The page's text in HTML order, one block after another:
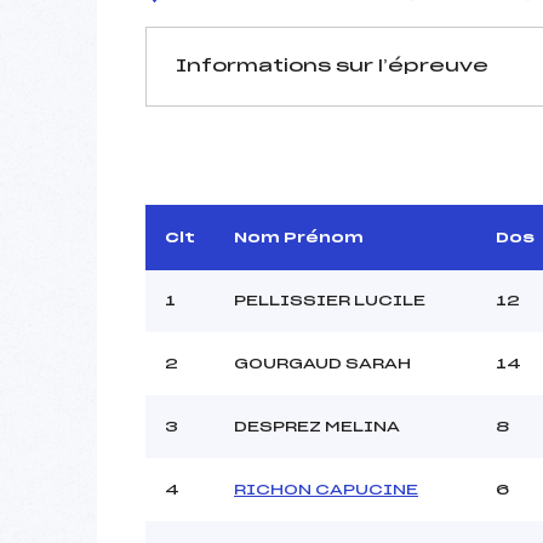
Informations sur l’épreuve
Arbitre :
Assistant :
MANCHE 1
Heure de départ :
Ouvreurs A :
Clt Nom Prénom Dos
1 PELLISSIER LUCILE 12
2 GOURGAUD SARAH 14
3 DESPREZ MELINA 8
4 RICHON CAPUCINE 6